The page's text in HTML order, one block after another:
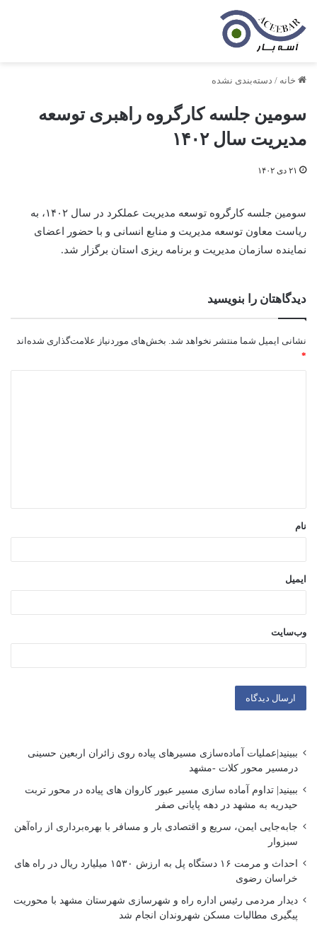
خانه / دسته‌بندی نشده
سومین جلسه کارگروه راهبری توسعه
مدیریت سال ۱۴۰۲
۲۱ دی ۱۴۰۲
سومین جلسه کارگروه توسعه مدیریت عملکرد در سال ۱۴۰۲، به
ریاست معاون توسعه مدیریت و منابع انسانی و با حضور اعضای
نماینده سازمان مدیریت و برنامه ریزی استان برگزار شد.
دیدگاهتان را بنویسید
نشانی ایمیل شما منتشر نخواهد شد. بخش‌های موردنیاز علامت‌گذاری شده‌اند
*
*
نام
ایمیل
وب‌سایت
ببینید|عملیات آماده‌سازی مسیرهای پیاده روی زائران اربعین حسینی
درمسیر محور کلات -مشهد
ببینید| تداوم آماده سازی مسیر عبور کاروان های پیاده در محور تربت
حیدریه به مشهد در دهه پایانی صفر
جابه‌جایی ایمن، سریع و اقتصادی بار و مسافر با بهره‌برداری از راه‌آهن
سبزوار
احداث و مرمت ۱۶ دستگاه پل به ارزش ۱۵۳۰ میلیارد ریال در راه های
خراسان رضوی
دیدار مردمی رئیس اداره راه و شهرسازی شهرستان مشهد با محوریت
پیگیری مطالبات مسکن شهروندان انجام شد